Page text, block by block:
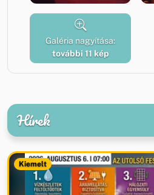
Galéria nagyítása:
további 11 kép
Hírek
Kiemelt